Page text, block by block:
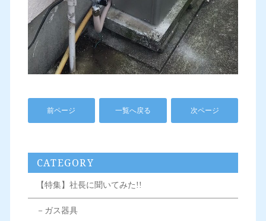
前ページ 一覧へ戻る 次ページ
CATEGORY
【特集】社長に聞いてみた!!
－ガス器具